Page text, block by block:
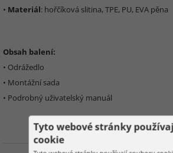
• Materiál: hořčíková slitina, TPE, PU, EVA pěna
Obsah balení:
• Odrážedlo
• Montážní sada
• Podrobný uživatelský manuál
Tyto webové stránky
cookie